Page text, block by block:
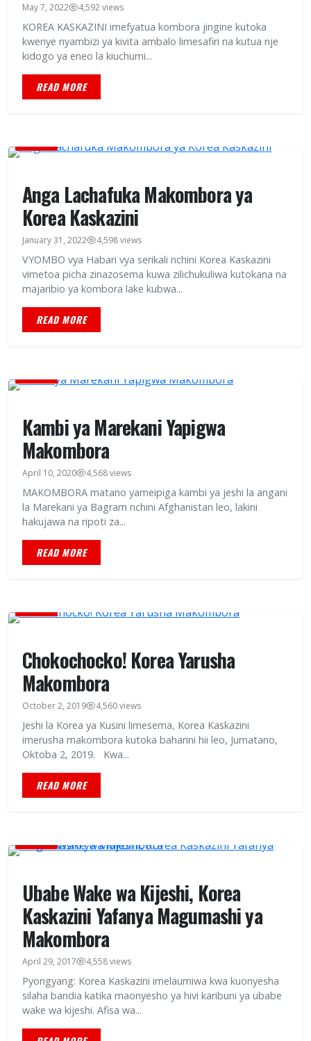
May 7, 2022 4,592 views
KOREA KASKAZINI imefyatua kombora jingine kutoka
kwenye nyambizi ya kivita ambalo limesafiri na kutua nje
kidogo ya eneo la kiuchumi...
READ MORE
Anga Lachafuka Makombora ya
Korea Kaskazini
January 31, 2022 4,598 views
VYOMBO vya Habari vya serikali nchini Korea Kaskazini
vimetoa picha zinazosema kuwa zilichukuliwa kutokana na
majaribio ya kombora lake kubwa...
READ MORE
Kambi ya Marekani Yapigwa
Makombora
April 10, 2020 4,568 views
MAKOMBORA matano yameipiga kambi ya jeshi la angani
la Marekani ya Bagram nchini Afghanistan leo, lakini
hakujawa na ripoti za...
READ MORE
Chokochocko! Korea Yarusha
Makombora
October 2, 2019 4,560 views
Jeshi la Korea ya Kusini limesema, Korea Kaskazini
imerusha makombora kutoka baharini hii leo, Jumatano,
Oktoba 2, 2019. Kwa...
READ MORE
Ubabe Wake wa Kijeshi, Korea
Kaskazini Yafanya Magumashi ya
Makombora
April 29, 2017 4,558 views
Pyongyang: Korea Kaskazini imelaumiwa kwa kuonyesha
silaha bandia katika maonyesho ya hivi karibuni ya ubabe
wake wa kijeshi. Afisa wa...